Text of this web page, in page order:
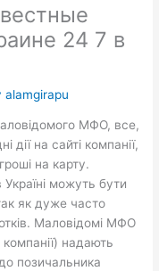
24 7 в
alamgirapu
МФО, все,
дії на сайті компанії,
на карту.
можуть бути
як дуже часто
Маловідомі МФО
компанії) надають
позичальника